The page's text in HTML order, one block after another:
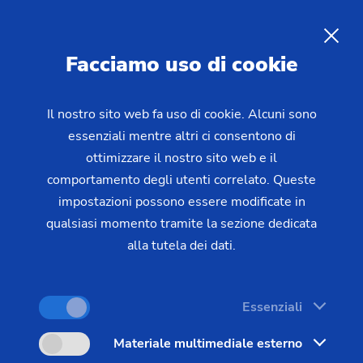
Prodotti e servizi Macchine
Torni
Componenti flangiati – VL/VM
VL 6
Facciamo uso di cookie
Il nostro sito web fa uso di cookie. Alcuni sono
essenziali mentre altri ci consentono di
ottimizzare il nostro sito web e il
comportamento degli utenti correlato. Queste
impostazioni possono essere modificate in
qualsiasi momento tramite la sezione dedicata
alla tutela dei dati.
Essenziali
Materiale multimediale esterno